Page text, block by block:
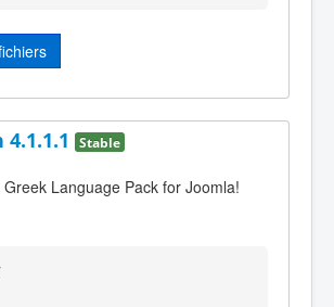
Stable
Language Pack for Joomla!